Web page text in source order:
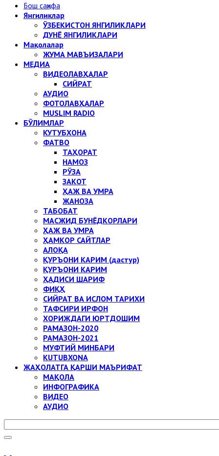
Бош саҳифа
Янгиликлар
ЎЗБЕКИСТОН ЯНГИЛИКЛАРИ
ДУНЁ ЯНГИЛИКЛАРИ
Мақолалар
ЖУМА МАВЪИЗАЛАРИ
МЕДИА
ВИДЕОЛАВҲАЛАР
СИЙРАТ
АУДИО
ФОТОЛАВҲАЛАР
MUSLIM RADIO
БЎЛИМЛАР
КУТУБХОНА
ФАТВО
ТАҲОРАТ
НАМОЗ
РЎЗА
ЗАКОТ
ҲАЖ ВА УМРА
ЖАНОЗА
ТАБОБАТ
МАСЖИД БУНЁДКОРЛАРИ
ҲАЖ ВА УМРА
ҲАМКОР САЙТЛАР
АЛОҚА
ҚУРЪОНИ КАРИМ (дастур)
ҚУРЪОНИ КАРИМ
ҲАДИСИ ШАРИФ
ФИҚҲ
СИЙРАТ ВА ИСЛОМ ТАРИХИ
ТАФСИРИ ИРФОН
ХОРИЖДАГИ ЮРТДОШИМ
РАМАЗОН-2020
РАМАЗОН-2021
МУФТИЙ МИНБАРИ
KUTUBXONA
ЖАҲОЛАТГА ҚАРШИ МАЪРИФАТ
МАҚОЛА
ИНФОГРАФИКА
ВИДЕО
АУДИО